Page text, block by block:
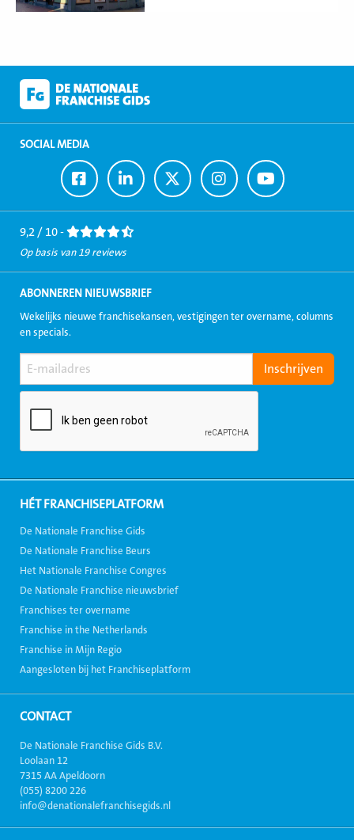
SOCIAL MEDIA
Ga
naar
Facebook
Ga
naar
LinkedIn
Ga
naar
Twitter
Ga
naar
Instagram
Ga
naar
Youtube
9,2 / 10 -
Op basis van 19 reviews
ABONNEREN NIEUWSBRIEF
Wekelijks nieuwe franchisekansen, vestigingen ter overname, columns
en specials.
HÉT FRANCHISEPLATFORM
De Nationale Franchise Gids
De Nationale Franchise Beurs
Het Nationale Franchise Congres
De Nationale Franchise nieuwsbrief
Franchises ter overname
Franchise in the Netherlands
Franchise in Mijn Regio
Aangesloten bij het Franchiseplatform
CONTACT
De Nationale Franchise Gids B.V.
Loolaan 12
7315 AA Apeldoorn
(055) 8200 226
info@denationalefranchisegids.nl